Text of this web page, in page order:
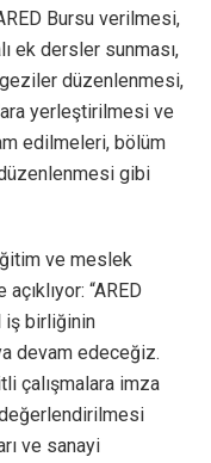
Bursu verilmesi,
ek dersler sunması,
geziler düzenlenmesi,
yerleştirilmesi ve
edilmeleri, bölüm
gibi
ve meslek
“ARED
iş birliğinin
devam edeceğiz.
çalışmalara imza
değerlendirilmesi
ve sanayi